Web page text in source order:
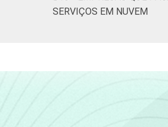
SERVIÇOS EM NUVEM